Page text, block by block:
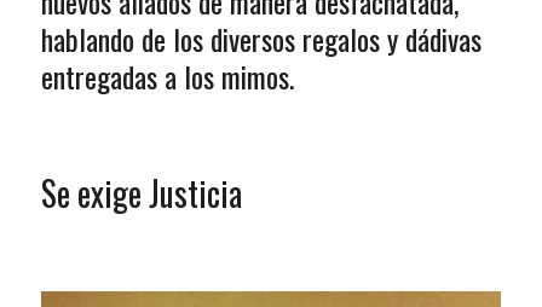
hablando de los diversos regalos y dádivas
entregadas a los mimos.
Se exige Justicia